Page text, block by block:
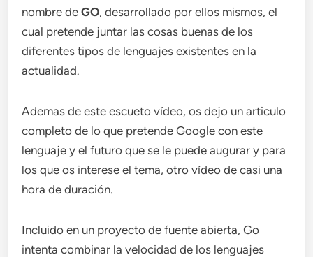
nombre deGO, desarrollado por ellos mismos, el
cual pretende juntar las cosas buenas de los
diferentes tipos de lenguajes existentes en la
actualidad.
Ademas de este escueto vídeo, os dejo un articulo
completo de lo que pretende Google con este
lenguaje y el futuro que se le puede augurar y para
los que os interese el tema, otro vídeo de casi una
hora de duración.
Incluido en un proyecto de fuente abierta, Go
intenta combinar la velocidad de los lenguajes